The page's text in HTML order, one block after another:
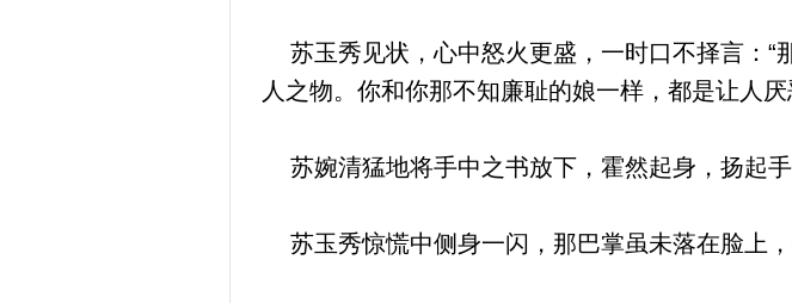
苏玉秀见状，心中怒火更盛，一时口不择言：“
人之物。你和你那不知廉耻的娘一样，都是让人厌
苏婉清猛地将手中之书放下，霍然起身，扬起手
苏玉秀惊慌中侧身一闪，那巴掌虽未落在脸上，